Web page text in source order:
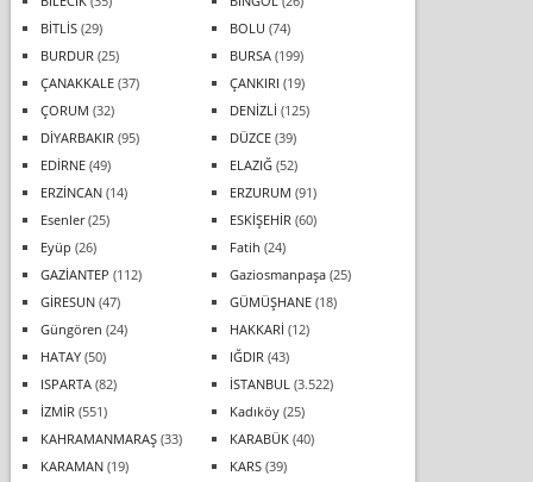
BİTLİS(29) BOLU (74)
BURDUR (25) BURSA(199)
ÇANAKKALE(37) ÇANKIRI (19)
ÇORUM (32) DENİZLİ (125)
DİYARBAKIR (95) DÜZCE(39)
EDİRNE(49) ELAZIĞ(52)
ERZİNCAN(14) ERZURUM (91)
Esenler(25) ESKİŞEHİR (60)
Eyüp (26) Fatih (24)
GAZİANTEP (112) Gaziosmanpaşa(25)
GİRESUN(47) GÜMÜŞHANE(18)
Güngören (24) HAKKARİ (12)
HATAY(50) IĞDIR (43)
ISPARTA(82) İSTANBUL (3.522)
İZMİR (551) Kadıköy(25)
KAHRAMANMARAŞ(33) KARABÜK(40)
KARAMAN(19) KARS(39)